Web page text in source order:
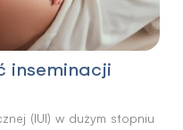
inseminacji
(IUI) w dużym stopniu